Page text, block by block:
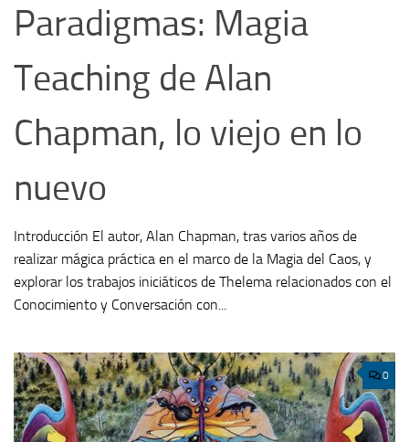
Paradigmas: Magia
Teaching de Alan
Chapman, lo viejo en lo
nuevo
Introducción El autor, Alan Chapman, tras varios años de
realizar mágica práctica en el marco de la Magia del Caos, y
explorar los trabajos iniciáticos de Thelema relacionados con el
Conocimiento y Conversación con...
0